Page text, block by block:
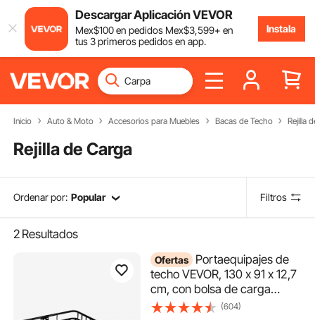
Descargar Aplicación VEVOR
Mex$100en pedidos Mex$3,599+ en
tus 3 primeros pedidos en app.
Instala
Inicio Auto & Moto Accesorios para Muebles Bacas de Techo Rejilla
Rejilla de Carga
Ordenar por: Popular Filtros
2 Resultados
Ofertas Portaequipajes de
techo VEVOR, 130 x 91 x 12,7
cm, con bolsa de carga
impermeable de 4,8 m³,
(604)